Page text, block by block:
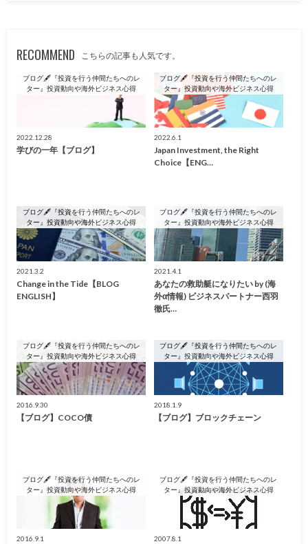
RECOMMEND こちらの記事も人気です。
ブログ🖋『投資を行う仲間たちへのレ
ター』投資動向や海外ビジネス心得
2022.12.28
学びの一年【ブログ】
ブログ🖋『投資を行う仲間たちへのレ
ター』投資動向や海外ビジネス心得
2022.6.1
Japan Investment, the Right
Choice【ENG…
ブログ🖋『投資を行う仲間たちへのレ
ター』投資動向や海外ビジネス心得
2021.3.2
Change in the Tide【BLOG
ENGLISH】
ブログ🖋『投資を行う仲間たちへのレ
ター』投資動向や海外ビジネス心得
2021.4.1
あなたの救助艇になりたい by (海
外α情報) ビジネスパートナー西羽
徹氏…
ブログ🖋『投資を行う仲間たちへのレ
ター』投資動向や海外ビジネス心得
2016.9.30
【ブログ】COCO債
ブログ🖋『投資を行う仲間たちへのレ
ター』投資動向や海外ビジネス心得
2018.1.9
【ブログ】ブロックチェーン
ブログ🖋『投資を行う仲間たちへのレ
ター』投資動向や海外ビジネス心得
2016.9.1
ブログ🖋『投資を行う仲間たちへのレ
ター』投資動向や海外ビジネス心得
2007.8.1